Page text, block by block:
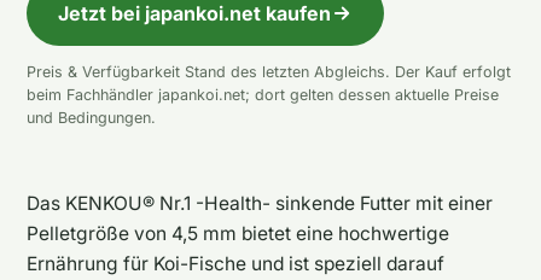
Jetzt bei japankoi.net kaufen
Preis & Verfügbarkeit Stand des letzten Abgleichs. Der Kauf erfolgt
beim Fachhändler japankoi.net; dort gelten dessen aktuelle Preise
und Bedingungen.
Das KENKOU® Nr.1 -Health- sinkende Futter mit einer
Pelletgröße von 4,5 mm bietet eine hochwertige
Ernährung für Koi-Fische und ist speziell darauf